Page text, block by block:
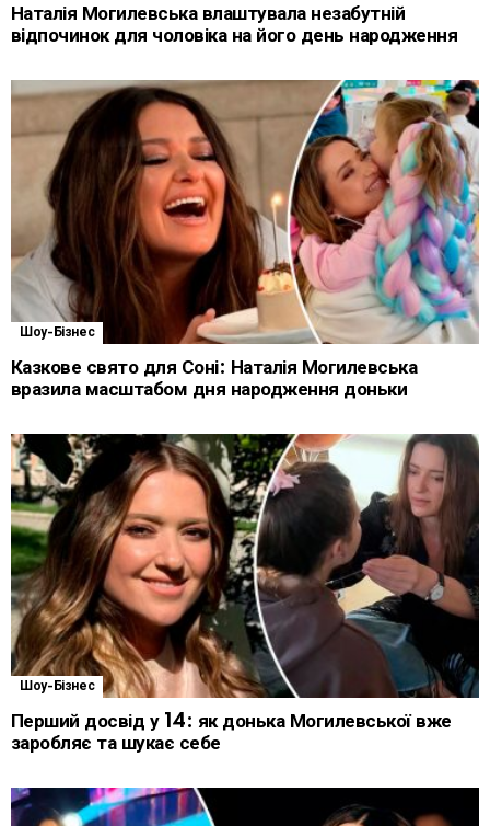
Наталія Могилевська влаштувала незабутній
відпочинок для чоловіка на його день народження
Шоу-Бізнес
Казкове свято для Соні: Наталія Могилевська
вразила масштабом дня народження доньки
Шоу-Бізнес
Перший досвід у 14: як донька Могилевської вже
заробляє та шукає себе